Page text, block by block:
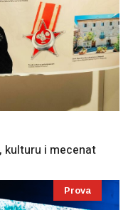
kulturu i mecenat
Prova